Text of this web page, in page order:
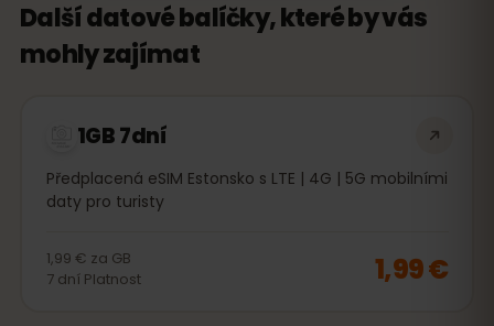
Další datové balíčky, které by vás
mohly zajímat
1GB 7dní
Předplacená eSIM Estonsko s LTE | 4G | 5G mobilními
daty pro turisty
1,99 € za GB
7 dní Platnost 1,99 €